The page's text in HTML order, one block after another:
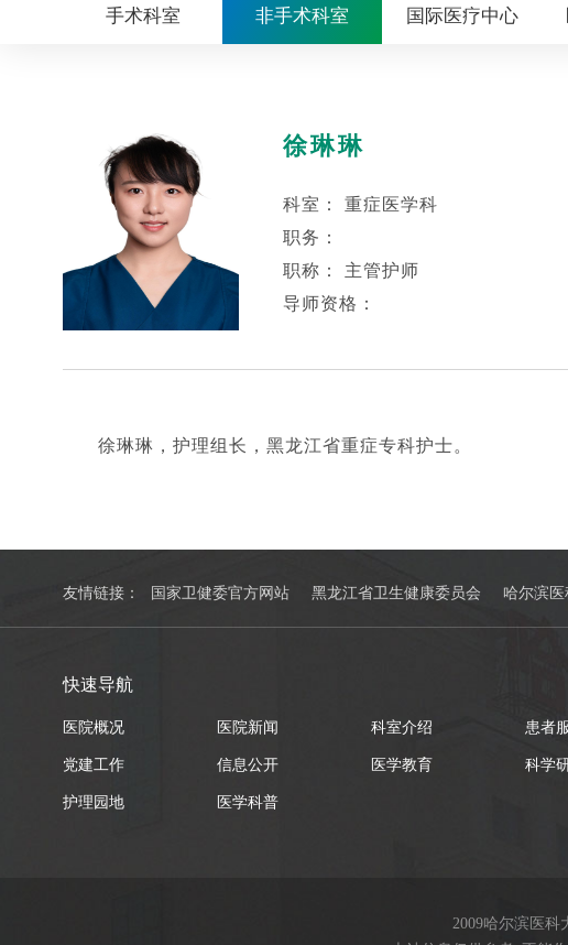
手术科室 非手术科室 国际医疗中心
徐琳琳
科室： 重症医学科
职务：
职称： 主管护师
导师资格：
徐琳琳，护理组长，黑龙江省重症专科护士。
友情链接： 国家卫健委官方网站 黑龙江省卫生健康委员会 哈尔滨
快速导航
医院概况 医院新闻 科室介绍 患者
党建工作 信息公开 医学教育 科学
护理园地 医学科普
2009哈尔滨医科